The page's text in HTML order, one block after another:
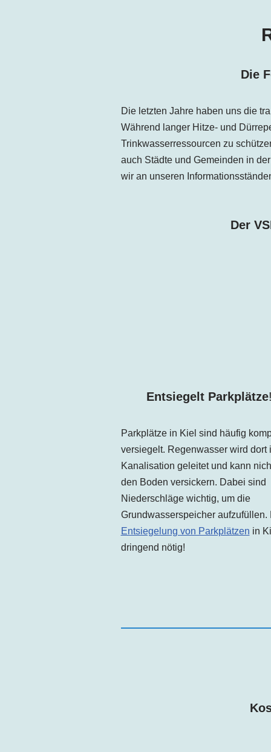
Die
Die letzten Jahre haben uns die
Während langer Hitze- und
Trinkwasserressourcen zu
auch Städte und Gemeinden in
wir an unseren
Der
Entsiegelt Parkplätze
Parkplätze in Kiel sind häufig
versiegelt. Regenwasser wird dort
Kanalisation geleitet und kann
den Boden versickern. Dabei sind
Niederschläge wichtig, um die
Grundwasserspeicher aufzufüllen.
Entsiegelung von Parkplätzen in
dringend nötig!